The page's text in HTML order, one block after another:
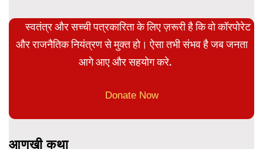
स्वतंत्र और सच्ची पत्रकारिता के लिए ज़रूरी है कि वो कॉरपोरेट
और राजनैतिक नियंत्रण से मुक्त हो। ऐसा तभी संभव है जब जनता
आगे आए और सहयोग करे.
Donate Now
आणखी कथा